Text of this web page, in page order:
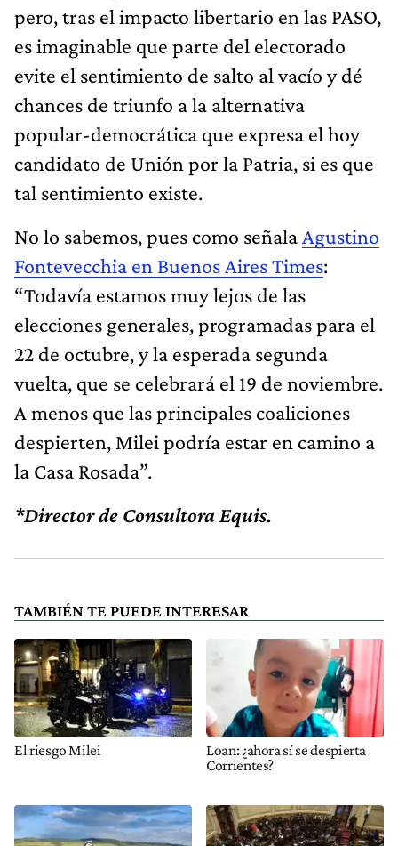
pero, tras el impacto libertario en las PASO,
es imaginable que parte del electorado
evite el sentimiento de salto al vacío y dé
chances de triunfo a la alternativa
popular-democrática que expresa el hoy
candidato de Unión por la Patria, si es que
tal sentimiento existe.
No lo sabemos, pues como señala Agustino
Fontevecchia en Buenos Aires Times:
“Todavía estamos muy lejos de las
elecciones generales, programadas para el
22 de octubre, y la esperada segunda
vuelta, que se celebrará el 19 de noviembre.
A menos que las principales coaliciones
despierten, Milei podría estar en camino a
la Casa Rosada”.
*Director de Consultora Equis.
TAMBIÉN TE PUEDE INTERESAR
El riesgo Milei
Loan: ¿ahora sí se despierta
Corrientes?